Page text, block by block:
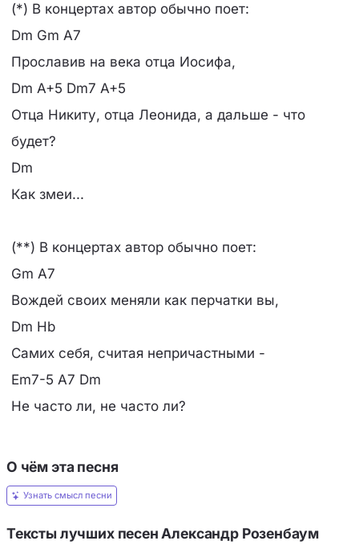
(*) В концертах автор обычно поет:
Dm Gm A7
Прославив на века отца Иосифа,
Dm A+5 Dm7 A+5
Отца Никиту, отца Леонида, а дальше - что
будет?
Dm
Как змеи...
(**) В концертах автор обычно поет:
Gm A7
Вождей своих меняли как перчатки вы,
Dm Hb
Самих себя, считая непричастными -
Em7-5 A7 Dm
Не часто ли, не часто ли?
О чём эта песня
Узнать смысл песни
Тексты лучших песен Александр Розенбаум